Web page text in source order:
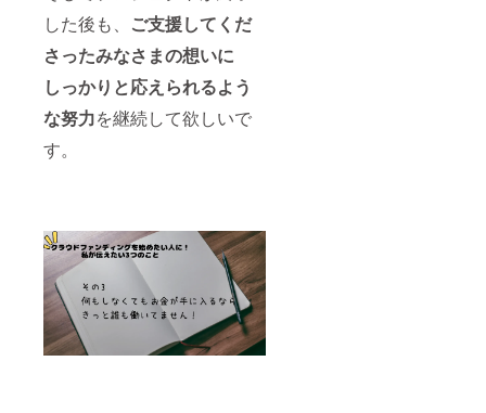
した後も、 ご支援してくだ
さったみなさまの想いに
しっかりと応えられるよう
な努力を継続して欲しいで
す。